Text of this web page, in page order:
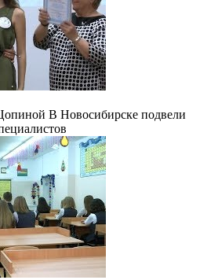
В Новосибирске подвели